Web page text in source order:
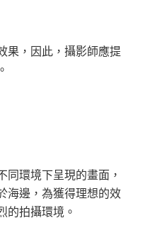
果，因此，攝影師應提
環境下呈現的畫面，
海邊，為獲得理想的效
的拍攝環境。